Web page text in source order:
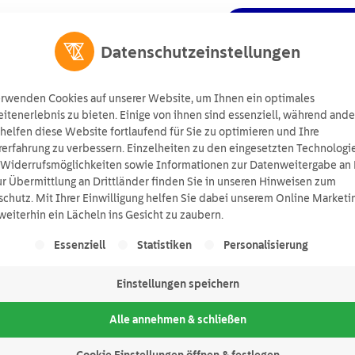
Wissen
Datenschutzeinstellungen
Cookies auf unserer Website, um Ihnen ein optimales
zu bieten. Einige von ihnen sind essenziell, während
diese Website fortlaufend für Sie zu optimieren und Ihre
zu verbessern. Einzelheiten zu den eingesetzten
sowie Informationen zur Datenweitergabe an
Übermittlung an Drittländer finden Sie in unseren Hinweisen zum
Mit Ihrer Einwilligung helfen Sie dabei unserem Online
ein Lächeln ins Gesicht zu zaubern.
eine Liste der Service-Gruppen, für die eine
Essenziell Statistiken Personalisierung
Einstellungen speichern
Alle annehmen & schließen